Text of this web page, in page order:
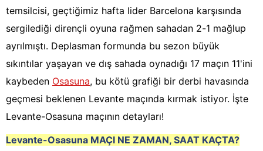
temsilcisi, geçtiğimiz hafta lider Barcelona karşısında
sergilediği dirençli oyuna rağmen sahadan 2-1 mağlup
ayrılmıştı. Deplasman formunda bu sezon büyük
sıkıntılar yaşayan ve dış sahada oynadığı 17 maçın 11'ini
kaybeden Osasuna, bu kötü grafiği bir derbi havasında
geçmesi beklenen Levante maçında kırmak istiyor. İşte
Levante-Osasuna maçının detayları!
Levante-Osasuna MAÇI NE ZAMAN, SAAT KAÇTA?